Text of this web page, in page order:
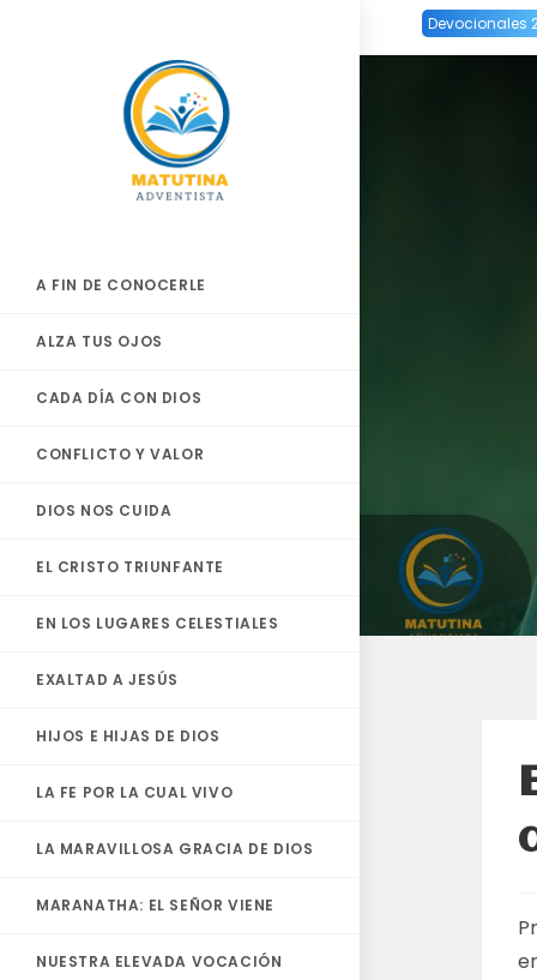
Devocionales
A FIN DE CONOCERLE
ALZA TUS OJOS
CADA DÍA CON DIOS
CONFLICTO Y VALOR
DIOS NOS CUIDA
EL CRISTO TRIUNFANTE
EN LOS LUGARES CELESTIALES
EXALTAD A JESÚS
HIJOS E HIJAS DE DIOS
LA FE POR LA CUAL VIVO
LA MARAVILLOSA GRACIA DE DIOS
MARANATHA: EL SEÑOR VIENE
NUESTRA ELEVADA VOCACIÓN